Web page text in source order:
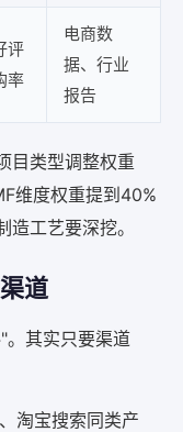
评
率
电商数
据、行业
报告
目类型调整权重
维度权重提到40%
工艺要深挖。
道
。其实只要渠道
淘宝搜索同类产